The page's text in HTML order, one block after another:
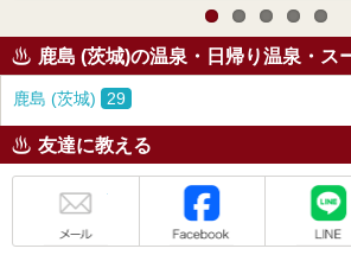
鹿島 (茨城)の温泉・日帰り温泉・ス
鹿島 (茨城) 29
友達に教える